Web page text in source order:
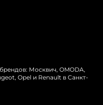
Москвич, OMODA,
Opel и Renault в Санкт-